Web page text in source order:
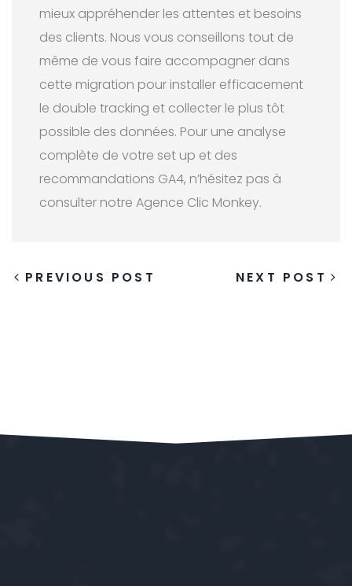
mieux appréhender les attentes et besoins
des clients. Nous vous conseillons tout de
même de vous faire accompagner dans
cette migration pour installer efficacement
le double tracking et collecter le plus tôt
possible des données. Pour une analyse
complète de votre set up et des
recommandations GA4, n’hésitez pas à
consulter notre Agence Clic Monkey.
PREVIOUS POST NEXT POST